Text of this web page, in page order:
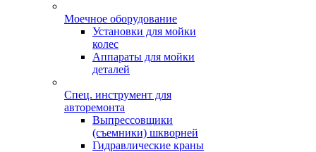
Моечное оборудование
Установки для мойки
колес
Аппараты для мойки
деталей
Спец. инструмент для
авторемонта
Выпрессовщики
(съемники) шкворней
Гидравлические краны